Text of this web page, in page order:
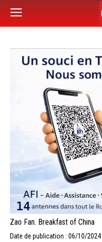
Zao Fan. Breakfast of China
Date de publication : 06/10/2024